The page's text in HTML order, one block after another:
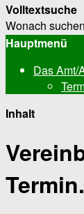
Volltextsuche
Wonach
Hauptmenü
Das Amt/
Inhalt
Termin.